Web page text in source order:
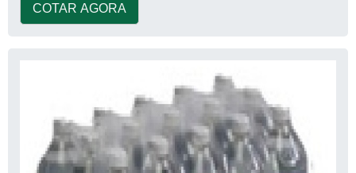
COTAR AGORA